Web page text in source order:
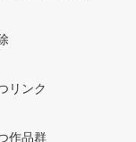
リンク
作品群